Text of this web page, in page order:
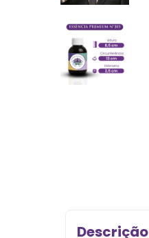
Descrição